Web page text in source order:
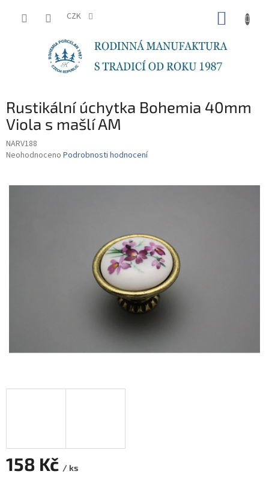
CZK
Rustikální úchytka Bohemia 40mm
Viola s mašlí AM
NARV188
Průměrné
je
Neohodnoceno Podrobnosti hodnocení
158 Kč / ks